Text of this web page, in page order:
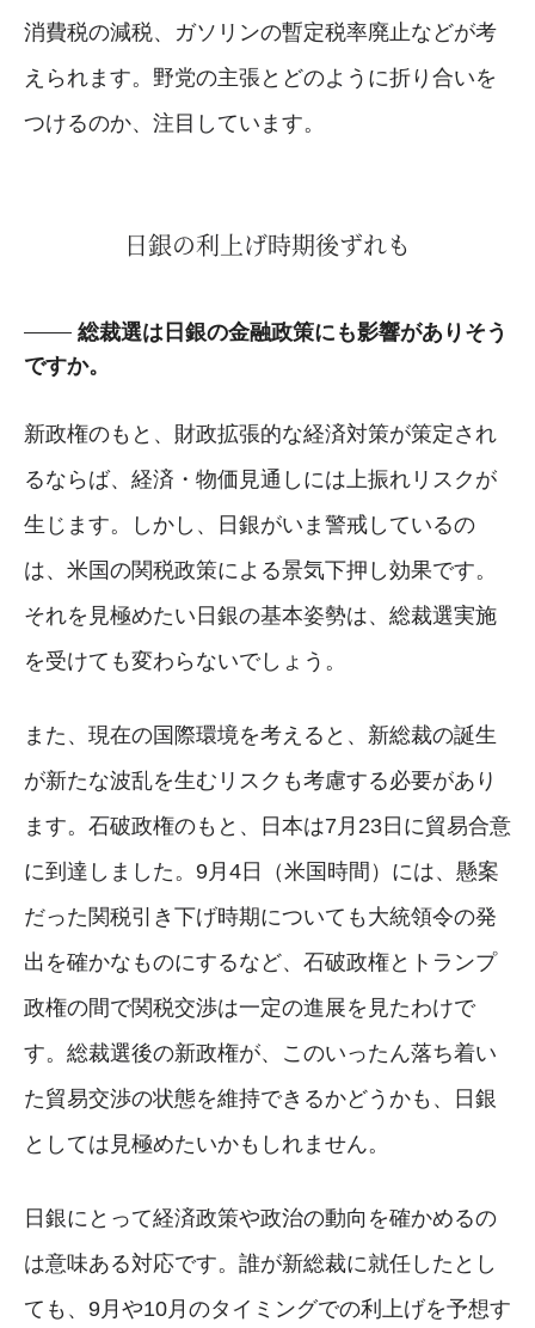
消費税の減税、ガソリンの暫定税率廃止などが考
えられます。野党の主張とどのように折り合いを
つけるのか、注目しています。
日銀の利上げ時期後ずれも
総裁選は日銀の金融政策にも影響がありそう
ですか。
新政権のもと、財政拡張的な経済対策が策定され
るならば、経済・物価見通しには上振れリスクが
生じます。しかし、日銀がいま警戒しているの
は、米国の関税政策による景気下押し効果です。
それを見極めたい日銀の基本姿勢は、総裁選実施
を受けても変わらないでしょう。
また、現在の国際環境を考えると、新総裁の誕生
が新たな波乱を生むリスクも考慮する必要があり
ます。石破政権のもと、日本は7月23日に貿易合意
に到達しました。9月4日（米国時間）には、懸案
だった関税引き下げ時期についても大統領令の発
出を確かなものにするなど、石破政権とトランプ
政権の間で関税交渉は一定の進展を見たわけで
す。総裁選後の新政権が、このいったん落ち着い
た貿易交渉の状態を維持できるかどうかも、日銀
としては見極めたいかもしれません。
日銀にとって経済政策や政治の動向を確かめるの
は意味ある対応です。誰が新総裁に就任したとし
ても、9月や10月のタイミングでの利上げを予想す